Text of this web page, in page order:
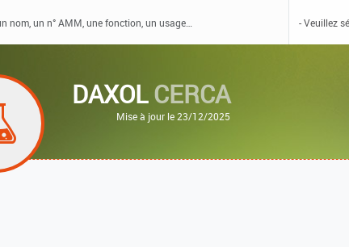
DAXOLCERCA
Mise à jour le 23/12/2025